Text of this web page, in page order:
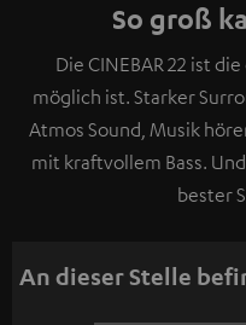
So groß
Die CINEBAR 22 ist
möglich ist. Starker
Atmos Sound, Musik
mit kraftvollem Bass.
bester
An dieser Stelle